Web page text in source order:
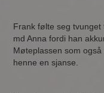
Frank følte seg
md Anna fordi han
Møteplassen som
henne en sjanse.